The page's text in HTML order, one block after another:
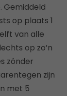
Gemiddeld
op plaats 1
van alle
op zo’n
zónder
zijn
met 5